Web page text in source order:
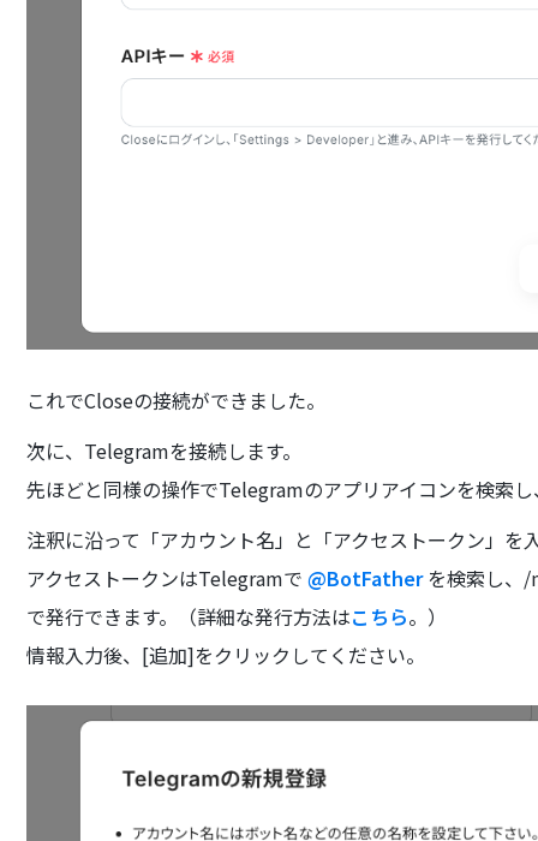
これでCloseの接続ができました。
次に、Telegramを接続します。
先ほどと同様の操作でTelegramのアプリアイコンを検索
注釈に沿って「アカウント名」と「アクセストークン」を
アクセストークンはTelegramで@BotFatherを検索し、
で発行できます。（詳細な発行方法はこちら。）
情報入力後、[追加]をクリックしてください。